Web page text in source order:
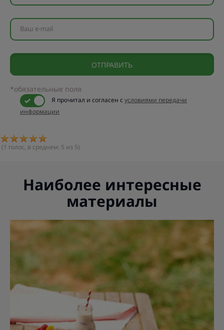
Ваш e-mail
*обязательные поля
Я прочитал и согласен сусловиями передачи
информации
(1 голос, в среднем: 5 из 5)
Наиболее интересные
материалы